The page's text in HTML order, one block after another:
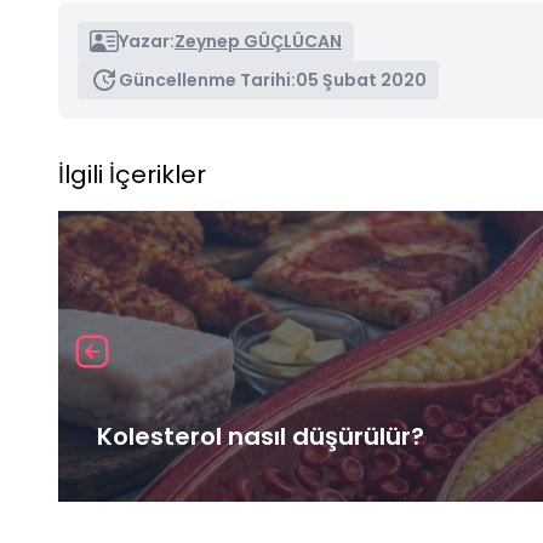
Yazar:Zeynep GÜÇLÜCAN
Güncellenme Tarihi:05 Şubat 2020
İlgili İçerikler
Kolesterol nasıl düşürülür?